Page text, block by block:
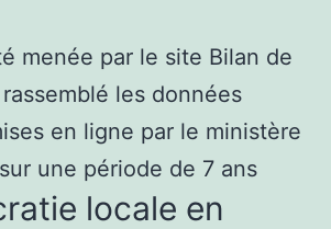
menée par le site Bilan de
les données
en ligne par le ministère
une période de 7 ans
locale en